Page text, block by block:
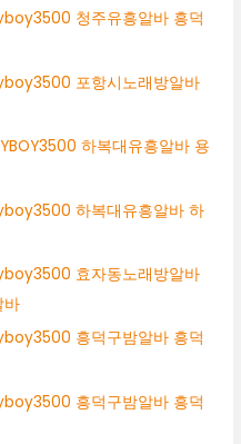
청주유흥알바 흥덕
포항시노래방알바
하복대유흥알바 용
하복대유흥알바 하
효자동노래방알바
바
흥덕구밤알바 흥덕
흥덕구밤알바 흥덕